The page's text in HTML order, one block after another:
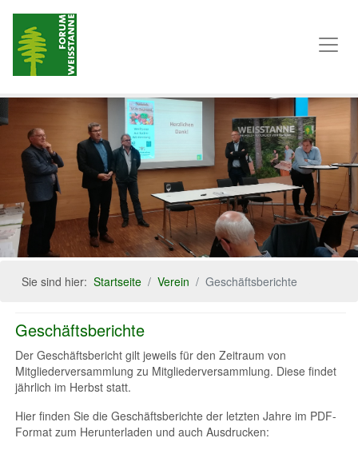
Sie sind hier:Startseite Verein Geschäftsberichte
Geschäftsberichte
Der Geschäftsbericht gilt jeweils für den Zeitraum von
Mitgliederversammlung zu Mitgliederversammlung. Diese findet
jährlich im Herbst statt.
Hier finden Sie die Geschäftsberichte der letzten Jahre im PDF-
Format zum Herunterladen und auch Ausdrucken: